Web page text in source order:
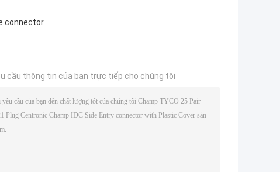
connector
cầu thông tin của bạn trực tiếp cho chúng tôi